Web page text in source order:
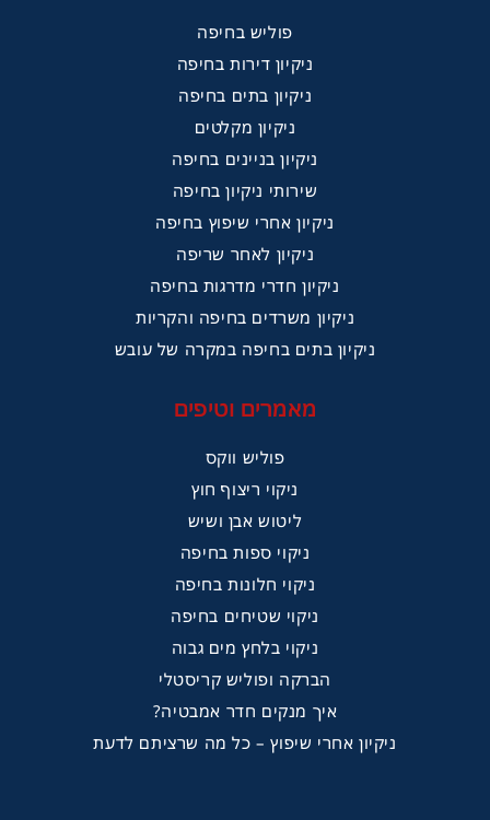
פוליש בחיפה
ניקיון דירות בחיפה
ניקיון בתים בחיפה
ניקיון מקלטים
ניקיון בניינים בחיפה
שירותי ניקיון בחיפה
ניקיון אחרי שיפוץ בחיפה
ניקיון לאחר שריפה
ניקיון חדרי מדרגות בחיפה
ניקיון משרדים בחיפה והקריות
ניקיון בתים בחיפה במקרה של עובש
מאמרים וטיפים
פוליש ווקס
ניקוי ריצוף חוץ
ליטוש אבן ושיש
ניקוי ספות בחיפה
ניקוי חלונות בחיפה
ניקוי שטיחים בחיפה
ניקוי בלחץ מים גבוה
הברקה ופוליש קריסטלי
איך מנקים חדר אמבטיה?
ניקיון אחרי שיפוץ – כל מה שרציתם לדעת